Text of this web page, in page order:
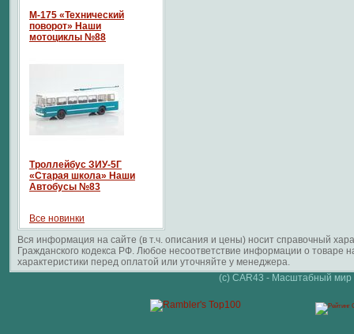
М-175 «Технический
поворот» Наши
мотоциклы №88
Троллейбус ЗИУ-5Г
«Старая школа» Наши
Автобусы №83
Все новинки
Вся информация на сайте (в т.ч. описания и цены) носит справочный
Гражданского кодекса РФ. Любое несоответствие информации о
характеристики перед оплатой или уточняйте у менеджера.
(c) CAR43 - Масштабный мир